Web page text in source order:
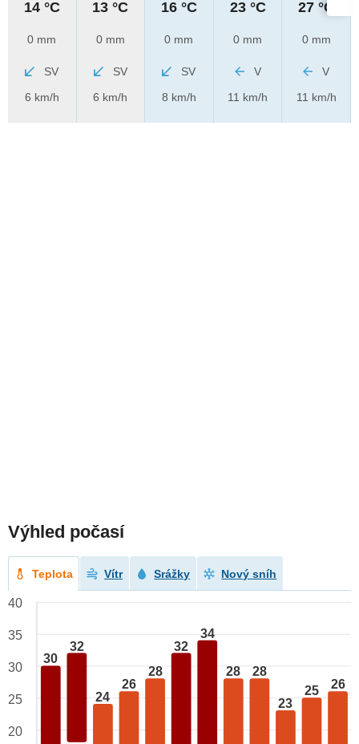
14 °C
0 mm
SV
6 km/h
13 °C
0 mm
SV
6 km/h
16 °C
0 mm
SV
8 km/h
23 °C
0 mm
V
11 km/h
27 °C
0 mm
V
11 km/h
Výhled počasí
Teplota Vítr Srážky Nový sníh
30
32
24
26
28
32
34
28 28
23
25 26
40
35
30
25
20